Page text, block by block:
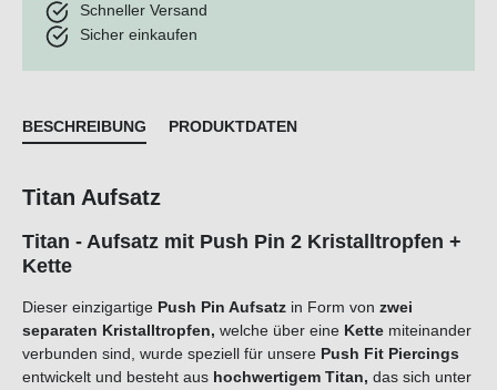
Schneller Versand
Sicher einkaufen
BESCHREIBUNG PRODUKTDATEN
Titan Aufsatz
Titan - Aufsatz mit Push Pin 2 Kristalltropfen +
Kette
Dieser einzigartige Push Pin Aufsatz in Form von zwei
separaten Kristalltropfen, welche über eine Kette miteinander
verbunden sind, wurde speziell für unsere Push Fit Piercings
entwickelt und besteht aus hochwertigem Titan, das sich unter